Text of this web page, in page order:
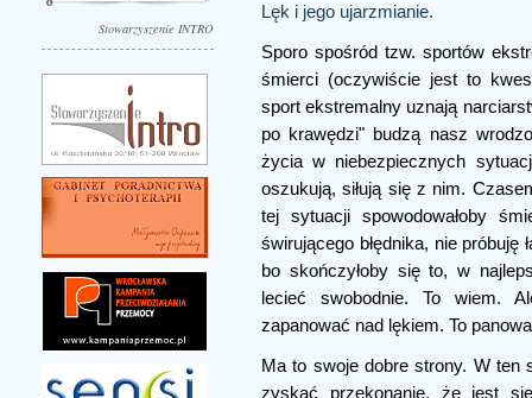
Stowarzyszenie INTRO
Lęk i jego ujarzmianie.
Sporo spośród tzw. sportów
śmierci (oczywiście jest to
sport ekstremalny uznają
po krawędzi" budzą nasz
życia w niebezpiecznych
oszukują, siłują się z nim.
tej sytuacji spowodowałoby
świrującego błędnika, nie
bo skończyłoby się to, w
lecieć swobodnie. To wiem.
zapanować nad lękiem. To
Ma to swoje dobre strony. W
zyskać przekonanie, że jest